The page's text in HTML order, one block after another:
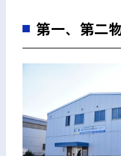
第一、第二